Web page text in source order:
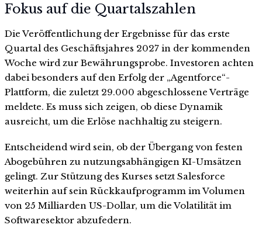
Fokus auf die Quartalszahlen
Die Veröffentlichung der Ergebnisse für das erste
Quartal des Geschäftsjahres 2027 in der kommenden
Woche wird zur Bewährungsprobe. Investoren achten
dabei besonders auf den Erfolg der „Agentforce“-
Plattform, die zuletzt 29.000 abgeschlossene Verträge
meldete. Es muss sich zeigen, ob diese Dynamik
ausreicht, um die Erlöse nachhaltig zu steigern.
Entscheidend wird sein, ob der Übergang von festen
Abogebühren zu nutzungsabhängigen KI-Umsätzen
gelingt. Zur Stützung des Kurses setzt Salesforce
weiterhin auf sein Rückkaufprogramm im Volumen
von 25 Milliarden US-Dollar, um die Volatilität im
Softwaresektor abzufedern.